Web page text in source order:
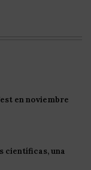
en noviembre
científicas, una